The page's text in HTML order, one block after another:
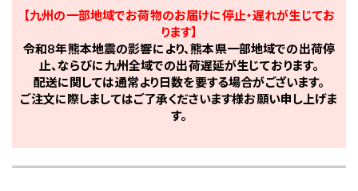
【九州の一部地域でお荷物のお届けに停止・遅れが生じてお
ります】
令和8年熊本地震の影響により、熊本県一部地域での出荷停
止、ならびに九州全域での出荷遅延が生じております。
配送に関しては通常より日数を要する場合がございます。
ご注文に際しましてはご了承くださいます様お願い申し上げま
す。